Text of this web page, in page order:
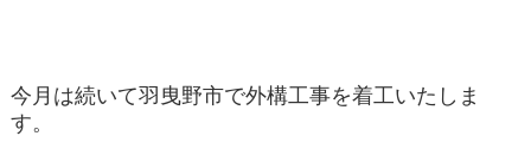
今月は続いて羽曳野市で外構工事を着工いたしま
す。